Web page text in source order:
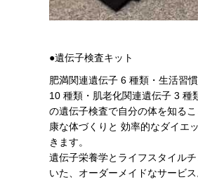
●遺伝子検査キット
肥満関連遺伝子 6 種類・生活習
10 種類・肌老化関連遺伝子 3 種
の遺伝子検査で自分の体を知る
康な体づくりと 効率的なダイエ
きます。
遺伝子栄養学とライフスタイル
いた、オーダーメイドなサービス